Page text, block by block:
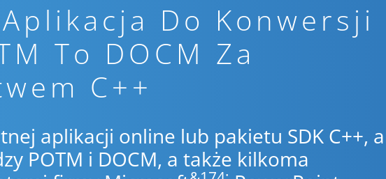
Do Konwersji
To DOCM Za
C++
aplikacji online lub pakietu SDK C++,
POTM i DOCM, a także kilkoma